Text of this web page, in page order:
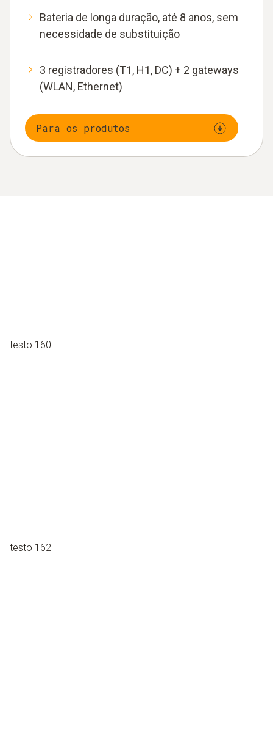
Bateria de longa duração, até 8 anos, sem
necessidade de substituição
3 registradores (T1, H1, DC) + 2 gateways
(WLAN, Ethernet)
Para os produtos
testo 160
testo 162